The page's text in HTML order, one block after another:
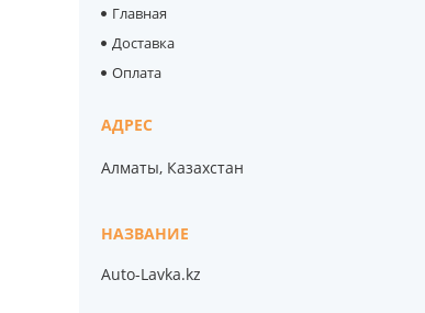
Главная
Доставка
Оплата
Алматы, Казахстан
Auto-Lavka.kz